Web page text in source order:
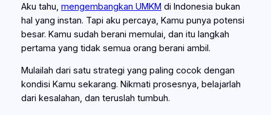
Aku tahu, mengembangkan UMKM di Indonesia bukan
hal yang instan. Tapi aku percaya, Kamu punya potensi
besar. Kamu sudah berani memulai, dan itu langkah
pertama yang tidak semua orang berani ambil.
Mulailah dari satu strategi yang paling cocok dengan
kondisi Kamu sekarang. Nikmati prosesnya, belajarlah
dari kesalahan, dan teruslah tumbuh.